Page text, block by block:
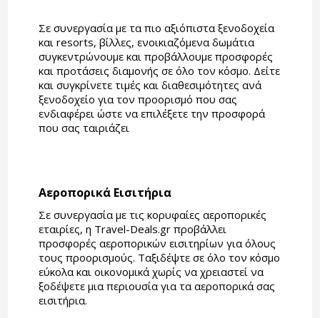
Σε συνεργασία με τα πιο αξιόπιστα ξενοδοχεία
και resorts, βίλλες, ενοικιαζόμενα δωμάτια
συγκεντρώνουμε και προβάλλουμε προσφορές
και προτάσεις διαμονής σε όλο τον κόσμο. Δείτε
και συγκρίνετε τιμές και διαθεσιμότητες ανά
ξενοδοχείο για τον προορισμό που σας
ενδιαφέρει ώστε να επιλέξετε την προσφορά
που σας ταιριάζει
Αεροπορικά Εισιτήρια
Σε συνεργασία με τις κορυφαίες αεροπορικές
εταιρίες, η Travel-Deals.gr προβάλλει
προσφορές αεροπορικών εισιτηρίων για όλους
τους προορισμούς. Ταξιδέψτε σε όλο τον κόσμο
εύκολα και οικονομικά χωρίς να χρειαστεί να
ξοδέψετε μια περιουσία για τα αεροπορικά σας
εισιτήρια.